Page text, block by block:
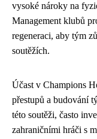
vysoké nároky na
Management klubů
regeneraci, aby tým
soutěžích.
Účast v Champions
přestupů a budování
této soutěži, často
zahraničními hráči s